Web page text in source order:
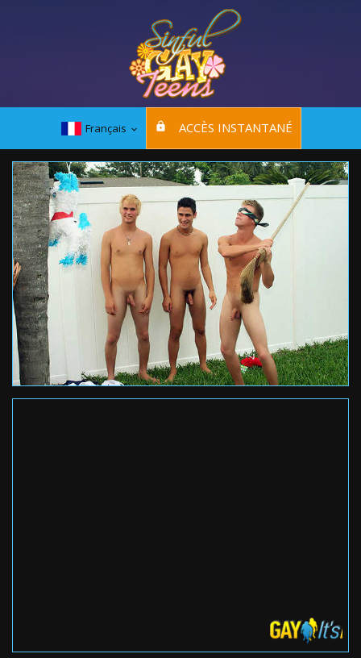
Français ACCÈS INSTANTANÉ